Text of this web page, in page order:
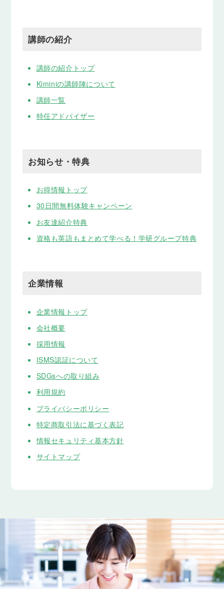
講師の紹介
講師の紹介トップ
Kiminiの講師陣について
講師一覧
特任アドバイザー
お知らせ・特典
お得情報トップ
30日間無料体験キャンペーン
お友達紹介特典
資格も英語もまとめて学べる！学研グループ特典
企業情報
企業情報トップ
会社概要
採用情報
ISMS認証について
SDGsへの取り組み
利用規約
プライバシーポリシー
特定商取引法に基づく表記
情報セキュリティ基本方針
サイトマップ